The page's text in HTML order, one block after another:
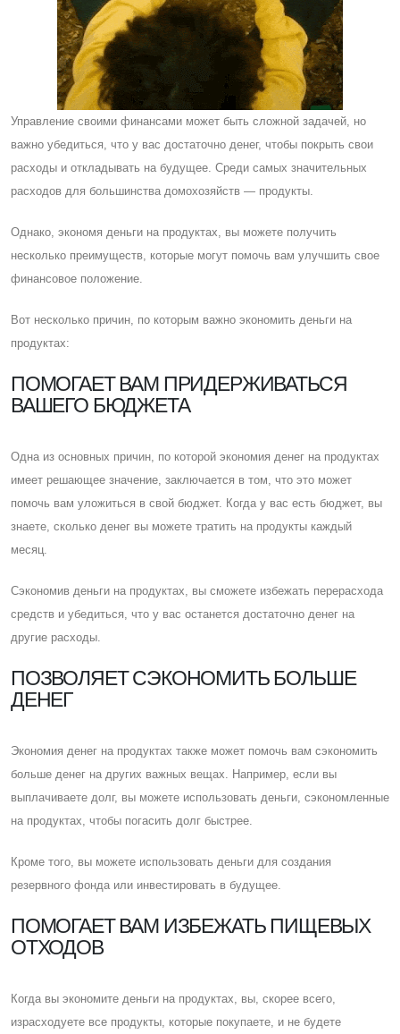
Управление своими финансами может быть сложной задачей, но
важно убедиться, что у вас достаточно денег, чтобы покрыть свои
расходы и откладывать на будущее. Cреди самых значительных
расходов для большинства домохозяйств — продукты.
Однако, экономя деньги на продуктах, вы можете получить
несколько преимуществ, которые могут помочь вам улучшить свое
финансовое положение.
Вот несколько причин, по которым важно экономить деньги на
продуктах:
ПОМОГАЕТ ВАМ ПРИДЕРЖИВАТЬСЯ
ВАШЕГО БЮДЖЕТА
Одна из основных причин, по которой экономия денег на продуктах
имеет решающее значение, заключается в том, что это может
помочь вам уложиться в свой бюджет. Когда у вас есть бюджет, вы
знаете, сколько денег вы можете тратить на продукты каждый
месяц.
Cэкономив деньги на продуктах, вы сможете избежать перерасхода
средств и убедиться, что у вас останется достаточно денег на
другие расходы.
ПОЗВОЛЯЕТ СЭКОНОМИТЬ БОЛЬШЕ
ДЕНЕГ
Экономия денег на продуктах также может помочь вам сэкономить
больше денег на других важных вещах. Например, если вы
выплачиваете долг, вы можете использовать деньги, сэкономленные
на продуктах, чтобы погасить долг быстрее.
Кроме того, вы можете использовать деньги для создания
резервного фонда или инвестировать в будущее.
ПОМОГАЕТ ВАМ ИЗБЕЖАТЬ ПИЩЕВЫХ
ОТХОДОВ
Когда вы экономите деньги на продуктах, вы, скорее всего,
израсходуете все продукты, которые покупаете, и не будете